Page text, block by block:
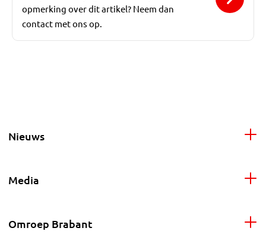
opmerking over dit artikel? Neem dan
contact met ons op.
Nieuws
Media
Omroep Brabant